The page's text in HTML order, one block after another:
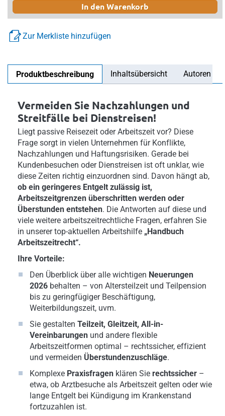
In den Warenkorb
Zur Merkliste hinzufügen
Produktbeschreibung Inhaltsübersicht Autoren
Vermeiden Sie Nachzahlungen und
Streitfälle bei Dienstreisen!
Liegt passive Reisezeit oder Arbeitszeit vor? Diese
Frage sorgt in vielen Unternehmen für Konflikte,
Nachzahlungen und Haftungsrisiken. Gerade bei
Kundenbesuchen oder Dienstreisen ist oft unklar, wie
diese Zeiten richtig einzuordnen sind. Davon hängt ab,
ob ein geringeres Entgelt zulässig ist,
Arbeitszeitgrenzen überschritten werden oder
Überstunden entstehen. Die Antworten auf diese und
viele weitere arbeitszeitrechtliche Fragen, erfahren Sie
in unserer top-aktuellen Arbeitshilfe „Handbuch
Arbeitszeitrecht“.
Ihre Vorteile:
Den Überblick über alle wichtigen Neuerungen
2026 behalten – von Altersteilzeit und Teilpension
bis zu geringfügiger Beschäftigung,
Weiterbildungszeit, uvm.
Sie gestalten Teilzeit, Gleitzeit, All-in-
Vereinbarungen und andere flexible
Arbeitszeitformen optimal – rechtssicher, effizient
und vermeiden Überstundenzuschläge.
Komplexe Praxisfragen klären Sie rechtssicher –
etwa, ob Arztbesuche als Arbeitszeit gelten oder wie
lange Entgelt bei Kündigung im Krankenstand
fortzuzahlen ist.